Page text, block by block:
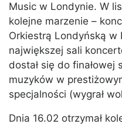
Music w Londynie. W
kolejne marzenie –
Orkiestrą Londyńską w
największej sali
dostał się do finałowej
muzyków w
specjalności (wygrał
Dnia 16.02 otrzymał